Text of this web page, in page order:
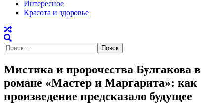
Интересное
Красота и здоровье
Найти:
Мистика и пророчества Булгакова в
романе «Мастер и Маргарита»: как
произведение предсказало будущее